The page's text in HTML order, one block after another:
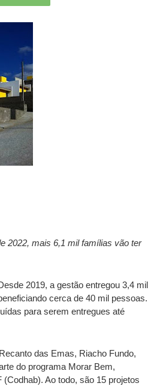
2022, mais 6,1 mil famílias vão ter
2019, a gestão entregou 3,4 mil
cerca de 40 mil pessoas.
para serem entregues até
das Emas, Riacho Fundo,
do programa Morar Bem,
Ao todo, são 15 projetos